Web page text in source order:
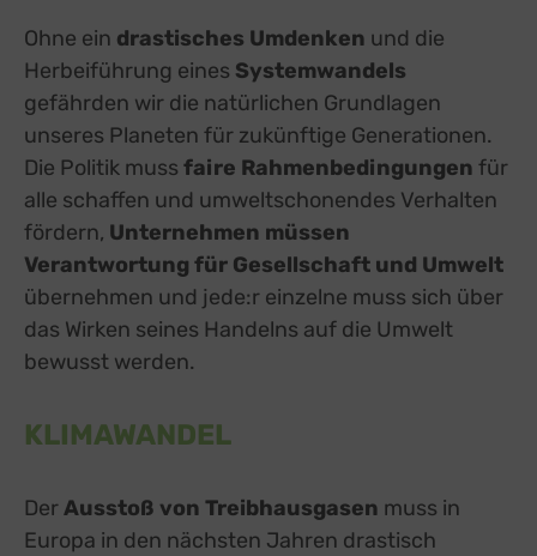
Ohne ein drastisches Umdenken und die
Herbeiführung eines Systemwandels
gefährden wir die natürlichen Grundlagen
unseres Planeten für zukünftige Generationen.
Die Politik muss faire Rahmenbedingungen für
alle schaffen und umweltschonendes Verhalten
fördern, Unternehmen müssen
Verantwortung für Gesellschaft und Umwelt
übernehmen und jede:r einzelne muss sich über
das Wirken seines Handelns auf die Umwelt
bewusst werden.
KLIMAWANDEL
DerAusstoß von Treibhausgasen muss in
Europa in den nächsten Jahren drastisch